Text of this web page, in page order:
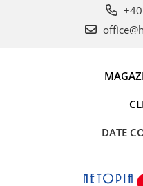
DATE